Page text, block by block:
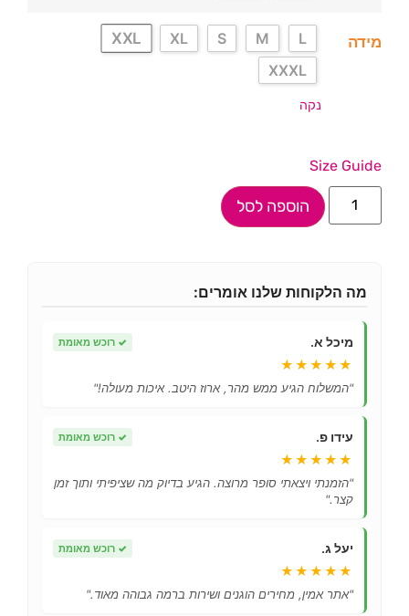
מידה L
M
S
XL
XXL
XXXL
נקה
Size Guide
הוספה לסל
מה הלקוחות שלנו אומרים:
מיכל א. ✓ רוכש מאומת
★★★★★
"המשלוח הגיע ממש מהר, ארוז היטב. איכות מעולה!"
עידו פ. ✓ רוכש מאומת
★★★★★
"הזמנתי ויצאתי סופר מרוצה. הגיע בדיוק מה שציפיתי ותוך זמן
קצר."
יעל ג. ✓ רוכש מאומת
★★★★★
"אתר אמין, מחירים הוגנים ושירות ברמה גבוהה מאוד."